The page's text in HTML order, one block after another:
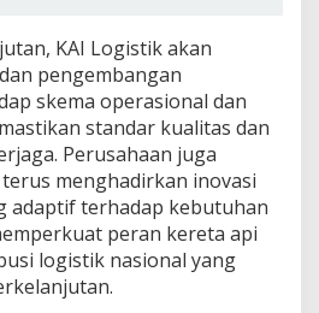
KAI Logistik akan
pengembangan
skema operasional dan
standar kualitas dan
Perusahaan juga
menghadirkan inovasi
adaptif terhadap kebutuhan
peran kereta api
logistik nasional yang